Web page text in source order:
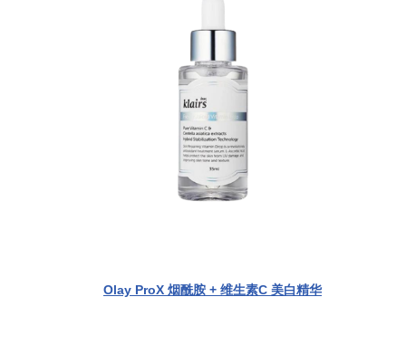
Olay ProX 烟酰胺 + 维生素C 美白精华